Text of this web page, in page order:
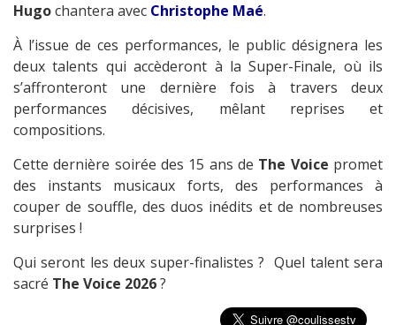
Hugochantera avec Christophe Maé.
À l’issue de ces performances, le public désignera les
deux talents qui accèderont à la Super-Finale, où ils
s’affronteront une dernière fois à travers deux
performances décisives, mêlant reprises et
compositions.
Cette dernière soirée des 15 ans de The Voice promet
des instants musicaux forts, des performances à
couper de souffle, des duos inédits et de nombreuses
surprises !
Qui seront les deux super-finalistes ? Quel talent sera
sacré The Voice 2026?